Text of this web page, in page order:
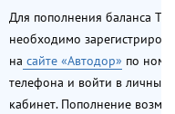
Для пополнения баланса T-
необходимо
на сайте «Автодор» по
телефона и войти в личный
кабинет. Пополнение